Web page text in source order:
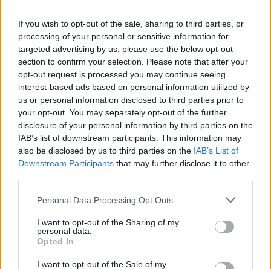
If you wish to opt-out of the sale, sharing to third parties, or
processing of your personal or sensitive information for
targeted advertising by us, please use the below opt-out
section to confirm your selection. Please note that after your
opt-out request is processed you may continue seeing
interest-based ads based on personal information utilized by
us or personal information disclosed to third parties prior to
your opt-out. You may separately opt-out of the further
disclosure of your personal information by third parties on the
IAB’s list of downstream participants. This information may
also be disclosed by us to third parties on the IAB’s List of
Downstream Participants that may further disclose it to other
Please note that this website/app uses one or more Google
not limited to your visit or usage behaviour. You may click to
grant or deny consent to Google and its third-party tags to
use your data for below specified purposes in below Google
consent section.
Personal Data Processing Opt Outs
I want to opt-out of the Sharing of my
personal data.
Opted In
I want to opt-out of the Sale of my
Μοτζτάμπα Χαμενεΐ: Νέο βίντεο εν μέσω φημών
για την υγεία του – Άγνωστο πότε καταγράφηκε
09.08.2026